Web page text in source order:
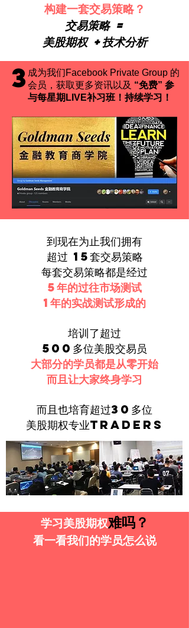
构建一套交易策略？
交易策略 =
美股期权 +技术分析
学习美股期权难吗？
看一看我们的学员怎么说
到现在为止我们拥有
超过 15套交易策略
​每套交易策略都是经过
5年的过往市场测试
​1年的实战测试形成的
培训了超过
500多位美股交易员
大部分的学员都是从零开始
而且让大家终身学习
而且也培育超过30多位
美股期权专业Traders
成为我们Facebook Private Group 的
会员，获取更多资讯以及 “免费” 参
与每星期LIVE补习班！持续学习 ！
3